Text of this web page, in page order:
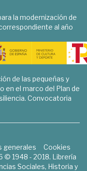
la modernización de
al año
de las pequeñas y
en el marco del Plan de
Convocatoria
generales
Cookies
© 1948 - 2018. Librería
Sociales, Historia y